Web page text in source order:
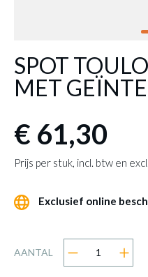
SPOT
MET
€ 61,30
Prijs per stuk, incl. btw en
Exclusief online
AANTAL